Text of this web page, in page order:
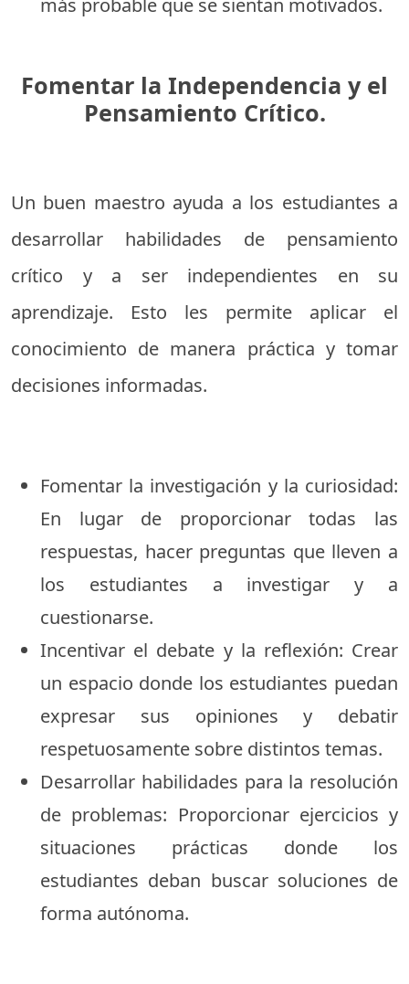
más probable que se sientan motivados.
Fomentar la Independencia y el
Pensamiento Crítico.
Un buen maestro ayuda a los estudiantes a
desarrollar habilidades de pensamiento
crítico y a ser independientes en su
aprendizaje. Esto les permite aplicar el
conocimiento de manera práctica y tomar
decisiones informadas.
Fomentar la investigación y la curiosidad:
En lugar de proporcionar todas las
respuestas, hacer preguntas que lleven a
los estudiantes a investigar y a
cuestionarse.
Incentivar el debate y la reflexión: Crear
un espacio donde los estudiantes puedan
expresar sus opiniones y debatir
respetuosamente sobre distintos temas.
Desarrollar habilidades para la resolución
de problemas: Proporcionar ejercicios y
situaciones prácticas donde los
estudiantes deban buscar soluciones de
forma autónoma.